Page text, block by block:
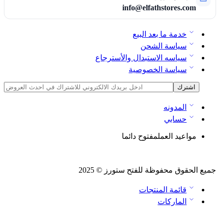
info@elfathstores.com
خدمة ما بعد البيع
سياسة الشحن
سياسه الاستبدال والأسترجاع
سياسة الخصوصية
المدونه
حسابي
مواعيد العملمفتوح دائما
جميع الحقوق محفوظة للفتح ستورز © 2025
قائمة المنتجات
الماركات